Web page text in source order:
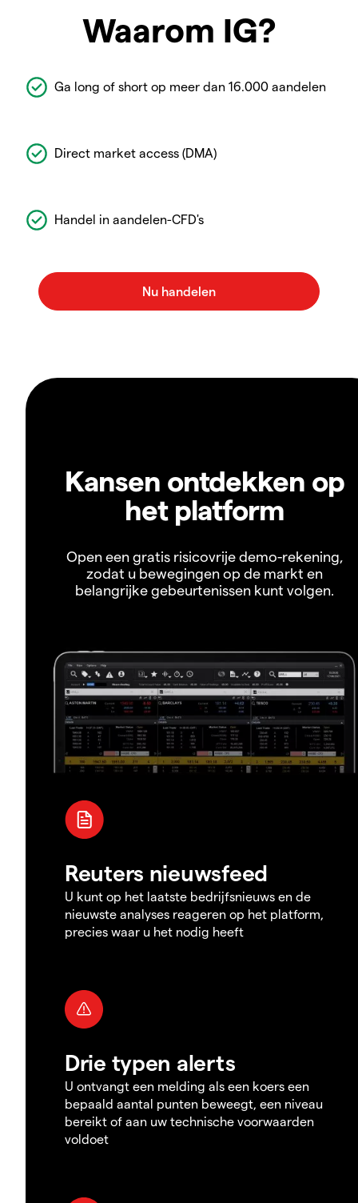
Waarom IG?
Ga long of short op meer dan 16.000 aandelen
Direct market access (DMA)
Handel in aandelen-CFD's
Kansen ontdekken op
het platform
Open een gratis risicovrije demo-rekening,
zodat u bewegingen op de markt en
belangrijke gebeurtenissen kunt volgen.
Reuters nieuwsfeed
U kunt op het laatste bedrijfsnieuws en de
nieuwste analyses reageren op het platform,
precies waar u het nodig heeft
Drie typen alerts
U ontvangt een melding als een koers een
bepaald aantal punten beweegt, een niveau
bereikt of aan uw technische voorwaarden
voldoet